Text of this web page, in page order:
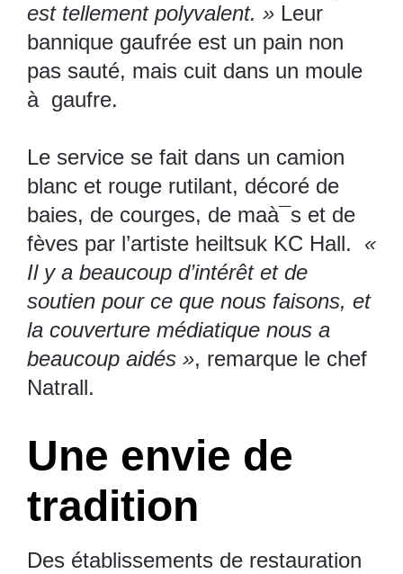
est tellement polyvalent. » Leur
bannique gaufrée est un pain non
pas sauté, mais cuit dans un moule
à gaufre.
Le service se fait dans un camion
blanc et rouge rutilant, décoré de
baies, de courges, de maà¯s et de
fèves par l’artiste heiltsuk KC Hall. «
Il y a beaucoup d’intérêt et de
soutien pour ce que nous faisons, et
la couverture médiatique nous a
beaucoup aidés », remarque le chef
Natrall.
Une envie de
tradition
Des établissements de restauration